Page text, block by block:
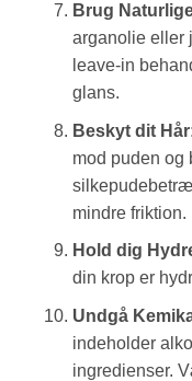
Brug
arganolie eller
leave-in
glans.
Beskyt dit
mod puden og
mindre friktion.
Hold dig
din krop er
Undgå
indeholder
ingredienser.